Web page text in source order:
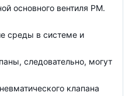
основного вентиля PM.
среды в системе и
следовательно, могут
клапана